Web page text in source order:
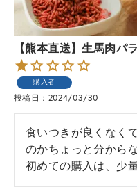
【熊本直送】生馬肉パ
購入者
投稿日 2024/03/30
食いつきが良くなく
のかちょっと分から
初めての購入は、少